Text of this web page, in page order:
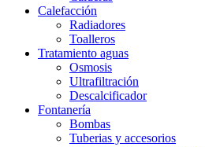
Calefacción
Radiadores
Toalleros
Tratamiento aguas
Osmosis
Ultrafiltración
Descalcificador
Fontanería
Bombas
Tuberias y accesorios